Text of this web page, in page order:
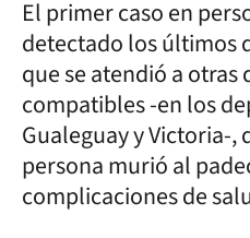
El primer caso en
detectado los últimos
que se atendió a otras
compatibles -en los
Gualeguay y Victoria-,
persona murió al
complicaciones de